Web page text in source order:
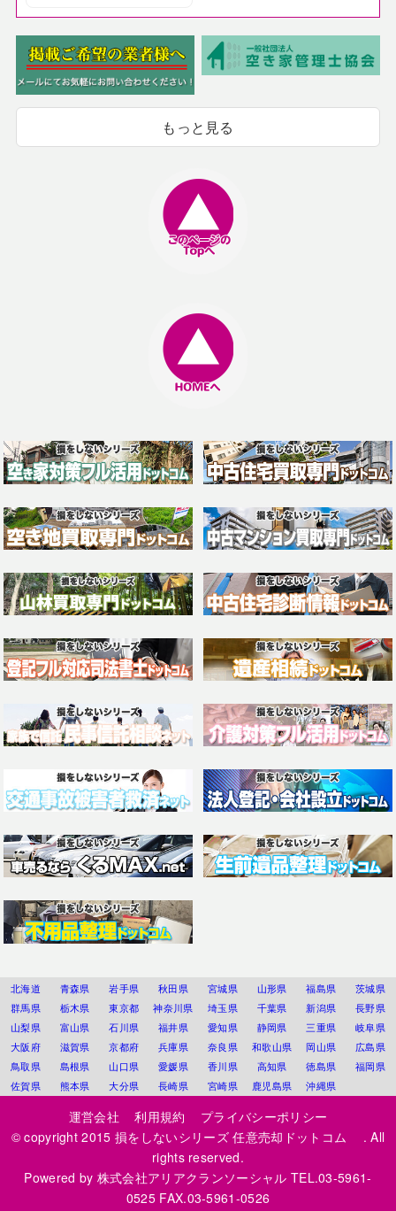
もっと見る
北海道 青森県 岩手県 秋田県 宮城県 山形県 福島県
茨城県
群馬県
栃木県 東京都 神奈川県 埼玉県 千葉県 新潟県
長野県
山梨県
富山県 石川県 福井県 愛知県 静岡県 三重県
岐阜県
大阪府
滋賀県 京都府 兵庫県 奈良県 和歌山県 岡山県
広島県
鳥取県
島根県 山口県 愛媛県 香川県 高知県 徳島県
福岡県
佐賀県
熊本県 大分県 長崎県 宮崎県 鹿児島県 沖縄県
運営会社 利用規約
プライバシーポリシー
© copyright 2015損をしないシリーズ 任意売却ドットコム
. All
rights reserved.
Powered by 株式会社アリアクランソーシャル TEL.03-5961-
0525 FAX.03-5961-0526